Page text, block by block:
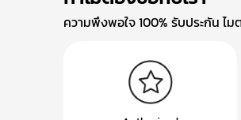
ความพึงพอใจ 100% รับประกัน ไ